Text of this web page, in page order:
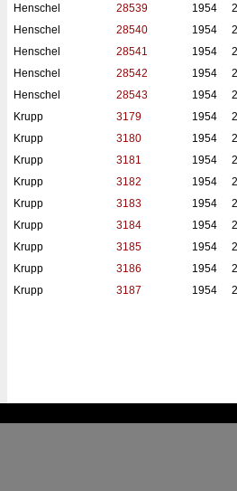
Henschel
28539 1954
Henschel
28540 1954
Henschel
28541 1954
Henschel
28542 1954
Henschel
28543 1954
Krupp
3179 1954
Krupp
3180 1954
Krupp
3181 1954
Krupp
3182 1954
Krupp
3183 1954
Krupp
3184 1954
Krupp
3185 1954
Krupp
3186 1954
Krupp
3187 1954